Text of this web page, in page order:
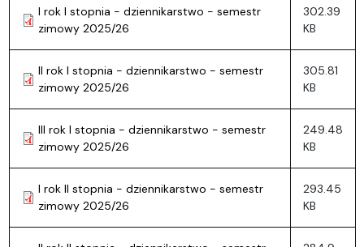
I rok I stopnia - dziennikarstwo - semestr
zimowy 2025/26
302.39
KB
II rok I stopnia - dziennikarstwo - semestr
zimowy 2025/26
305.81
KB
III rok I stopnia - dziennikarstwo - semestr
zimowy 2025/26
249.48
KB
I rok II stopnia - dziennikarstwo - semestr
zimowy 2025/26
293.45
KB